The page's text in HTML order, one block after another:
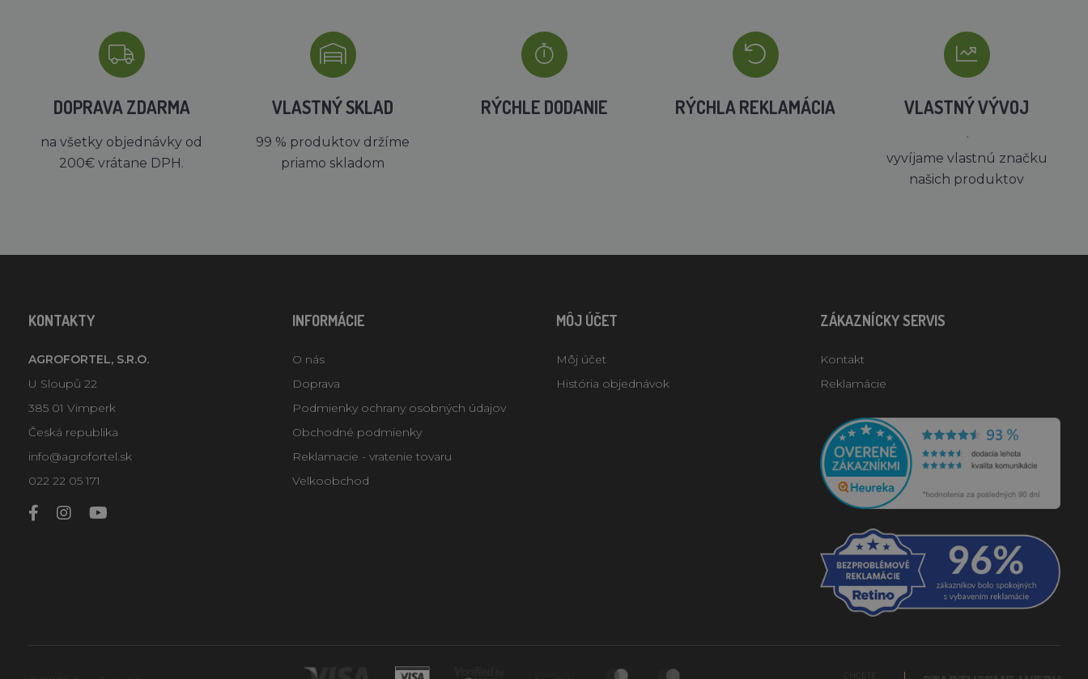
DOPRAVA ZDARMA
na všetky objednávky od
200€ vrátane DPH.
VLASTNÝ SKLAD
99 % produktov držíme
priamo skladom
RÝCHLE DODANIE RÝCHLA REKLAMÁCIA VLASTNÝ VÝVOJ
´
vyvíjame vlastnú značku
našich produktov
KONTAKTY
AGROFORTEL, S.R.O.
U Sloupů 22
385 01 Vimperk
Česká republika
info@agrofortel.sk
022 22 05 171
INFORMÁCIE
O nás
Doprava
Podmienky ochrany osobných údajov
Obchodné podmienky
Reklamacie - vratenie tovaru
Velkoobchod
MÔJ ÚČET
Môj účet
História objednávok
ZÁKAZNÍCKY SERVIS
Kontakt
Reklamácie